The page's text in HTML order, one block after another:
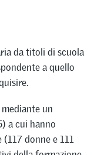
da titoli di scuola
a quello
un
a cui hanno
donne e 111